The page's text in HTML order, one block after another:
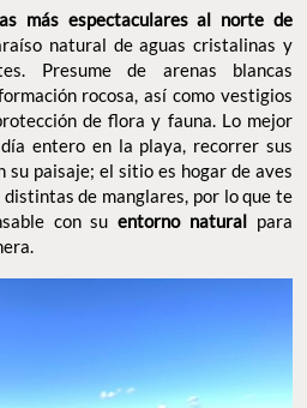
más espectaculares al norte de
natural de aguas cristalinas y
Presume de arenas blancas
rocosa, así como vestigios
de flora y fauna. Lo mejor
entero en la playa, recorrer sus
paisaje; el sitio es hogar de aves
de manglares, por lo que te
con su entorno natural para